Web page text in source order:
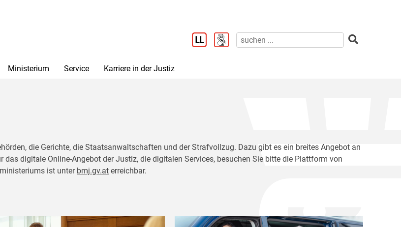
Ministerium Service Karriere in der Justiz
die Gerichte, die Staatsanwaltschaften und der Strafvollzug. Dazu gibt es ein breites Angebot an
digitale Online-Angebot der Justiz, die digitalen Services, besuchen Sie bitte die Plattform von
ist unter bmj.gv.at erreichbar.